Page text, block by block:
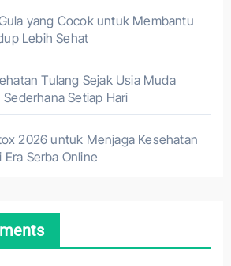
yang Cocok untuk Membantu
Lebih Sehat
Tulang Sejak Usia Muda
Setiap Hari
2026 untuk Menjaga Kesehatan
Serba Online